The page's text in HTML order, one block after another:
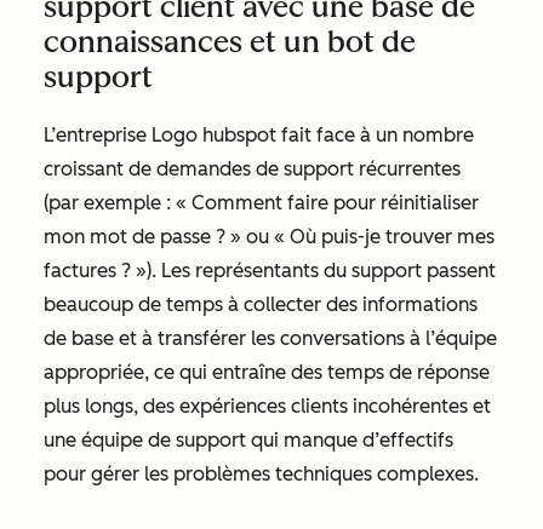
connaissances et un bot de
support
L’entreprise Logo hubspot fait face à un nombre
croissant de demandes de support récurrentes
(par exemple : « Comment faire pour réinitialiser
mon mot de passe ? » ou « Où puis-je trouver mes
factures ? »). Les représentants du support passent
beaucoup de temps à collecter des informations
de base et à transférer les conversations à l’équipe
appropriée, ce qui entraîne des temps de réponse
plus longs, des expériences clients incohérentes et
une équipe de support qui manque d’effectifs
pour gérer les problèmes techniques complexes.